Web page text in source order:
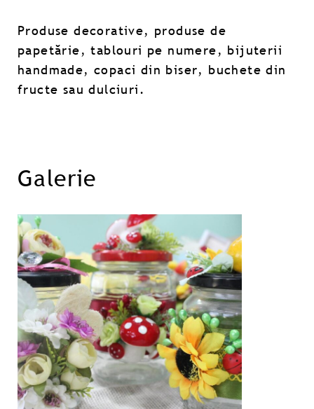
Produse decorative, produse de
papetărie, tablouri pe numere, bijuterii
handmade, copaci din biser, buchete din
fructe sau dulciuri.
Galerie